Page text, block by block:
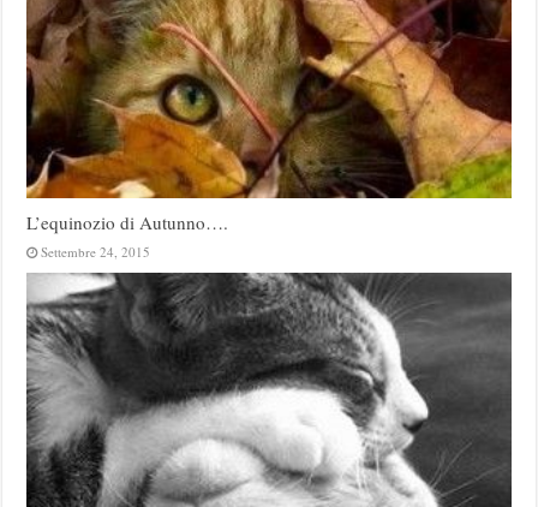
L’equinozio di Autunno….
Settembre 24, 2015